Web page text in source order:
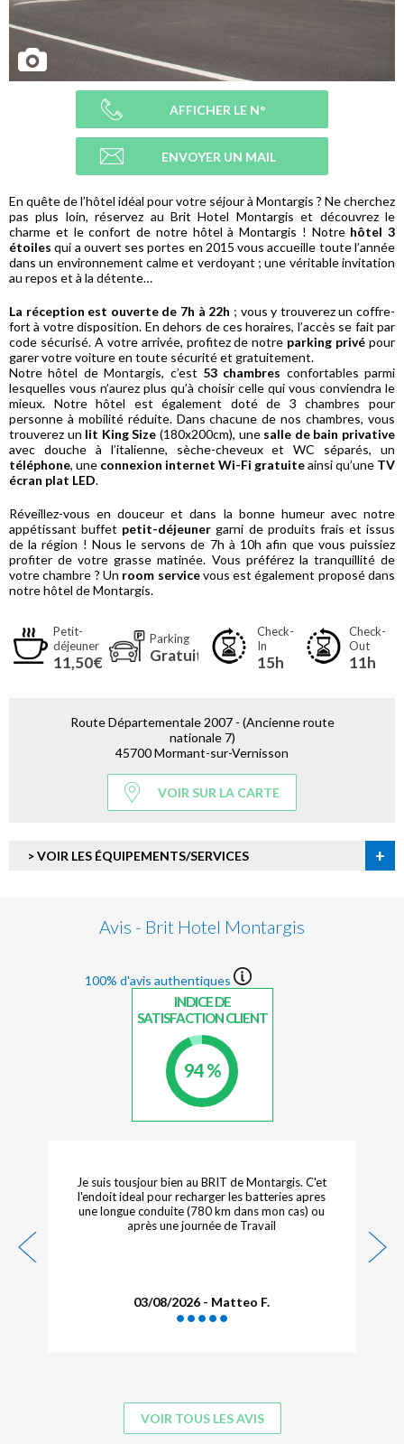
AFFICHER LE N°
ENVOYER UN MAIL
En quête de l’hôtel idéal pour votre séjour à Montargis ? Ne cherchez
pas plus loin, réservez au Brit Hotel Montargis et découvrez le
charme et le confort de notre hôtel à Montargis ! Notre hôtel 3
étoilesqui a ouvert ses portes en 2015 vous accueille toute l’année
dans un environnement calme et verdoyant ; une véritable invitation
au repos et à la détente…
La réception est ouverte de 7h à 22h ; vous y trouverez un coffre-
fort à votre disposition. En dehors de ces horaires, l’accès se fait par
code sécurisé. A votre arrivée, profitez de notre parking privé pour
garer votre voiture en toute sécurité et gratuitement.
Notre hôtel de Montargis, c’est 53 chambres confortables parmi
lesquelles vous n’aurez plus qu’à choisir celle qui vous conviendra le
mieux. Notre hôtel est également doté de 3 chambres pour
personne à mobilité réduite. Dans chacune de nos chambres, vous
trouverez un lit King Size (180x200cm), une salle de bain privative
avec douche à l’italienne, sèche-cheveux et WC séparés, un
téléphone, une connexion internet Wi-Fi gratuiteainsi qu’une TV
écran plat LED.
Réveillez-vous en douceur et dans la bonne humeur avec notre
appétissant buffet petit-déjeunergarni de produits frais et issus
de la région ! Nous le servons de 7h à 10h afin que vous puissiez
profiter de votre grasse matinée. Vous préférez la tranquillité de
votre chambre ? Un room servicevous est également proposé dans
notre hôtel de Montargis.
Petit-
déjeuner
11,50€
Parking
Gratuit
Check-
In
15h
Check-
Out
11h
Route Départementale 2007 - (Ancienne route
nationale 7)
45700 Mormant-sur-Vernisson
VOIR SUR LA CARTE
> VOIR LES ÉQUIPEMENTS/SERVICES +
Avis - Brit Hotel Montargis
100% d'avis authentiques
INDICE DE
SATISFACTION CLIENT
94 %
Je suis tousjour bien au BRIT de Montargis. C'et
l'endoit ideal pour recharger les batteries apres
une longue conduite (780 km dans mon cas) ou
après une journée de Travail
03/08/2026 - Matteo F.
VOIR TOUS LES AVIS